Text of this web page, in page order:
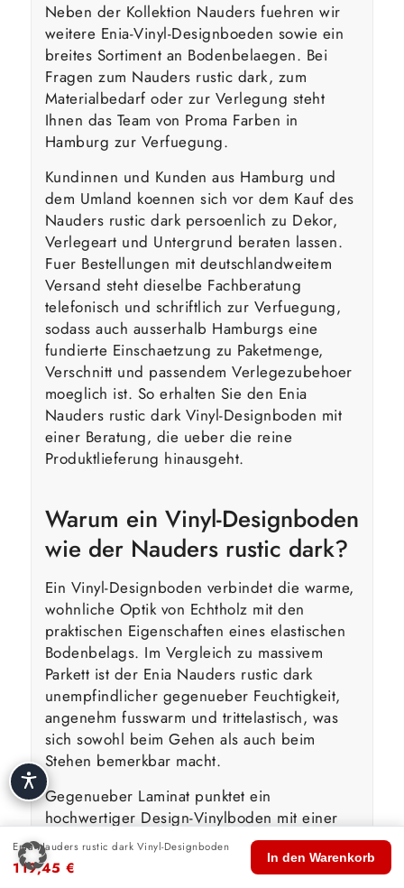
Neben der Kollektion Nauders fuehren wir
weitere Enia-Vinyl-Designboeden sowie ein
breites Sortiment an Bodenbelaegen. Bei
Fragen zum Nauders rustic dark, zum
Materialbedarf oder zur Verlegung steht
Ihnen das Team von Proma Farben in
Hamburg zur Verfuegung.
Kundinnen und Kunden aus Hamburg und
dem Umland koennen sich vor dem Kauf des
Nauders rustic dark persoenlich zu Dekor,
Verlegeart und Untergrund beraten lassen.
Fuer Bestellungen mit deutschlandweitem
Versand steht dieselbe Fachberatung
telefonisch und schriftlich zur Verfuegung,
sodass auch ausserhalb Hamburgs eine
fundierte Einschaetzung zu Paketmenge,
Verschnitt und passendem Verlegezubehoer
moeglich ist. So erhalten Sie den Enia
Nauders rustic dark Vinyl-Designboden mit
einer Beratung, die ueber die reine
Produktlieferung hinausgeht.
Warum ein Vinyl-Designboden
wie der Nauders rustic dark?
Ein Vinyl-Designboden verbindet die warme,
wohnliche Optik von Echtholz mit den
praktischen Eigenschaften eines elastischen
Bodenbelags. Im Vergleich zu massivem
Parkett ist der Enia Nauders rustic dark
unempfindlicher gegenueber Feuchtigkeit,
angenehm fusswarm und trittelastisch, was
sich sowohl beim Gehen als auch beim
Stehen bemerkbar macht.
Gegenueber Laminat punktet ein
hochwertiger Design-Vinylboden mit einer
ruhigeren Trittakustik und einer weicheren
Haptik. Die elastische Nutzschicht des
Enia Nauders rustic dark Vinyl-Designboden
119,45 €
In den Warenkorb
🏠
Start
🛍️ 🔍 🛒
Warenkorb
👤
Konto